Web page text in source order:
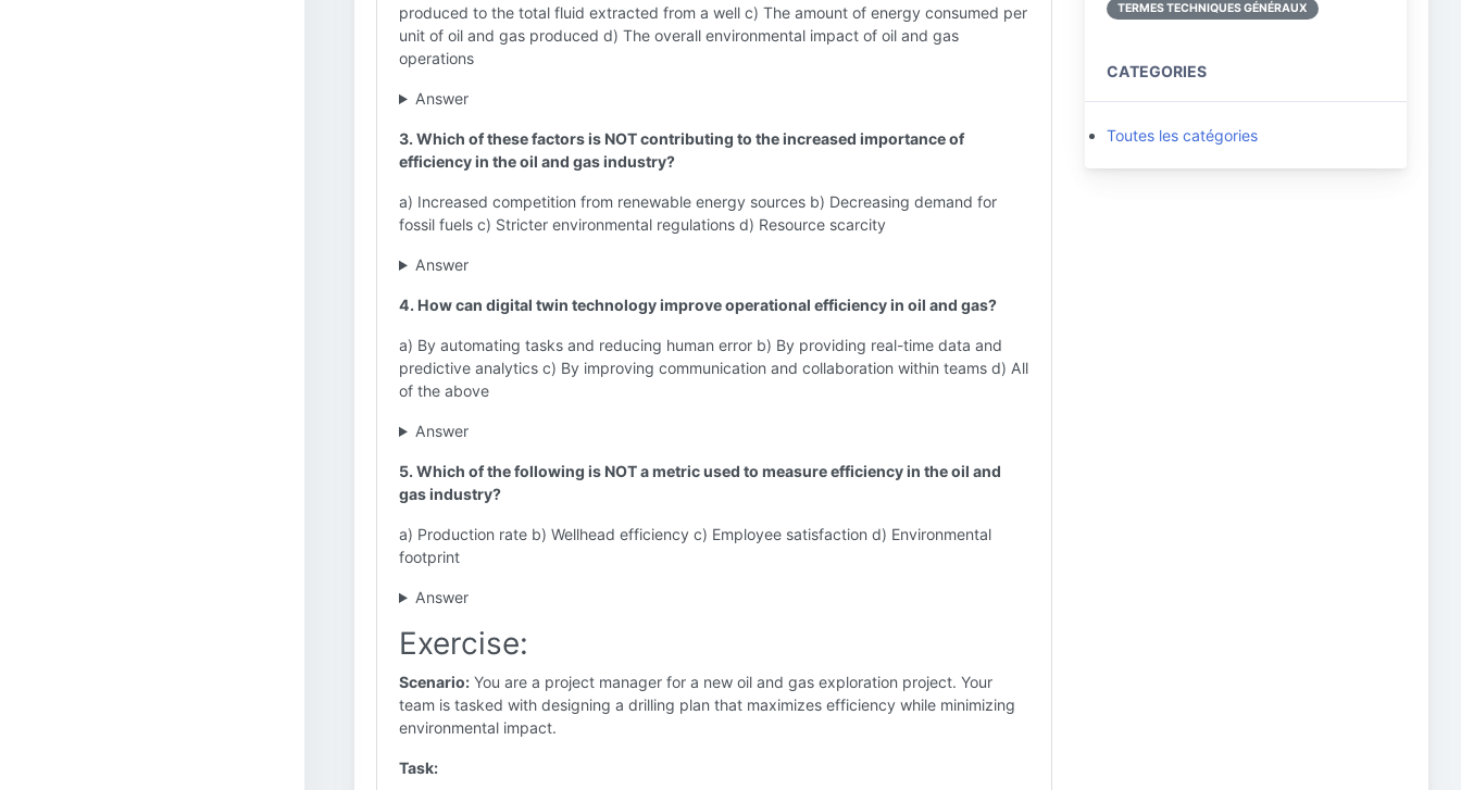
produced to the total fluid extracted from a well c) The amount of energy consumed per
unit of oil and gas produced d) The overall environmental impact of oil and gas
operations
Answer
3. Which of these factors is NOT contributing to the increased importance of
efficiency in the oil and gas industry?
a) Increased competition from renewable energy sources b) Decreasing demand for
fossil fuels c) Stricter environmental regulations d) Resource scarcity
Answer
4. How can digital twin technology improve operational efficiency in oil and gas?
a) By automating tasks and reducing human error b) By providing real-time data and
predictive analytics c) By improving communication and collaboration within teams d) All
of the above
Answer
5. Which of the following is NOT a metric used to measure efficiency in the oil and
gas industry?
a) Production rate b) Wellhead efficiency c) Employee satisfaction d) Environmental
footprint
Answer
Exercise:
Scenario: You are a project manager for a new oil and gas exploration project. Your
team is tasked with designing a drilling plan that maximizes efficiency while minimizing
environmental impact.
Task:
TERMES TECHNIQUES GÉNÉRAUX
CATEGORIES
Toutes les catégories